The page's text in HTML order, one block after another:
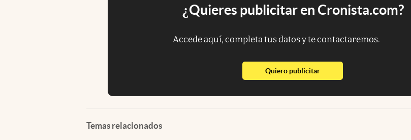
¿Quieres publicitar en Cronista.com?
Accede aquí, completa tus datos y te contactaremos.
Quiero publicitarabre en nueva pestaña
Temas relacionados